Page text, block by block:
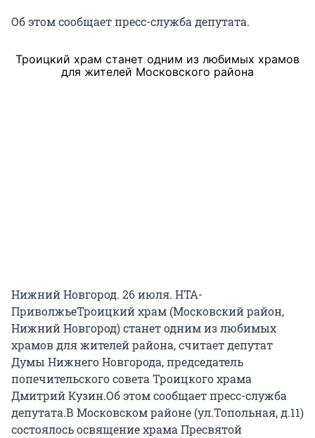
Об этом сообщает пресс-служба депутата.
Троицкий храм станет одним из любимых храмов
для жителей Московского района
Нижний Новгород. 26 июля. НТА-
ПриволжьеТроицкий храм (Московский район,
Нижний Новгород) станет одним из любимых
храмов для жителей района, считает депутат
Думы Нижнего Новгорода, председатель
попечительского совета Троицкого храма
Дмитрий Кузин.Об этом сообщает пресс-служба
депутата.В Московском районе (ул.Топольная, д.11)
состоялось освящение храма Пресвятой